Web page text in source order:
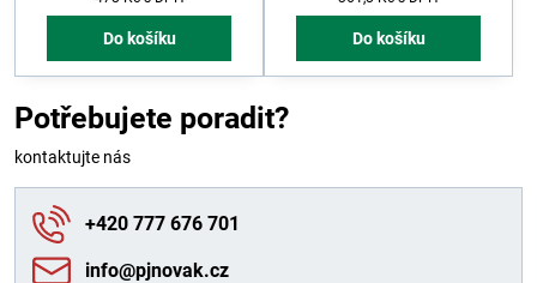
Do košíku Do košíku
Potřebujete poradit?
kontaktujte nás
+420 777 676 701
info​@pjnovak​.cz